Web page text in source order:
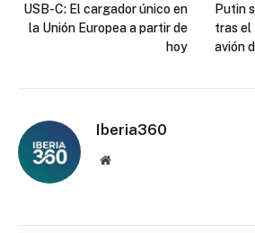
USB-C: El cargador único en
la Unión Europea a partir de
hoy
Putin
tras el
avión
Iberia360
Website